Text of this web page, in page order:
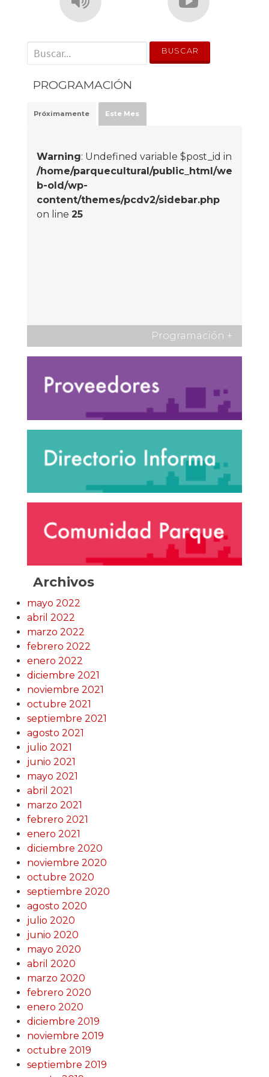
' . __('Search for:') . '
PROGRAMACIÓN
Próximamente Este Mes
Warning: Undefined variable $post_id in
/home/parquecultural/public_html/we
b-old/wp-
content/themes/pcdv2/sidebar.php
on line 25
Programación +
Archivos
mayo 2022
abril 2022
marzo 2022
febrero 2022
enero 2022
diciembre 2021
noviembre 2021
octubre 2021
septiembre 2021
agosto 2021
julio 2021
junio 2021
mayo 2021
abril 2021
marzo 2021
febrero 2021
enero 2021
diciembre 2020
noviembre 2020
octubre 2020
septiembre 2020
agosto 2020
julio 2020
junio 2020
mayo 2020
abril 2020
marzo 2020
febrero 2020
enero 2020
diciembre 2019
noviembre 2019
octubre 2019
septiembre 2019